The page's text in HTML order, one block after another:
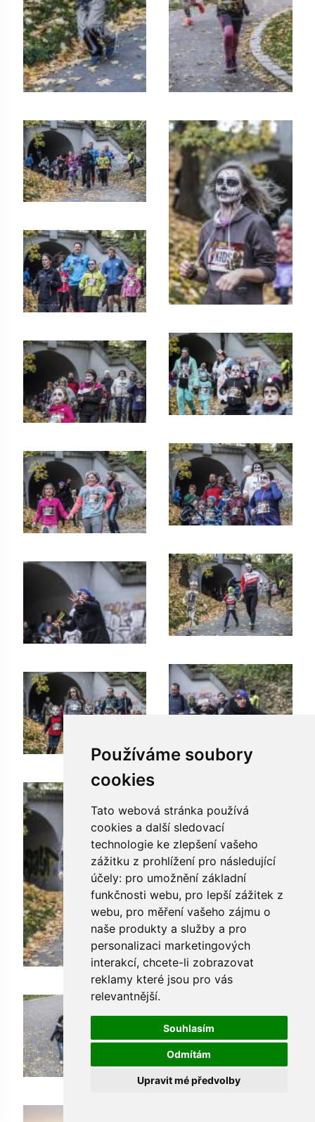
Používáme soubory
cookies
Tato webová stránka používá
cookies a další sledovací
technologie ke zlepšení vašeho
zážitku z prohlížení pro následující
účely: pro umožnění základní
funkčnosti webu, pro lepší zážitek z
webu, pro měření vašeho zájmu o
naše produkty a služby a pro
personalizaci marketingových
interakcí, chcete-li zobrazovat
reklamy které jsou pro vás
relevantnější.
Souhlasím
Odmítám
Upravit mé předvolby